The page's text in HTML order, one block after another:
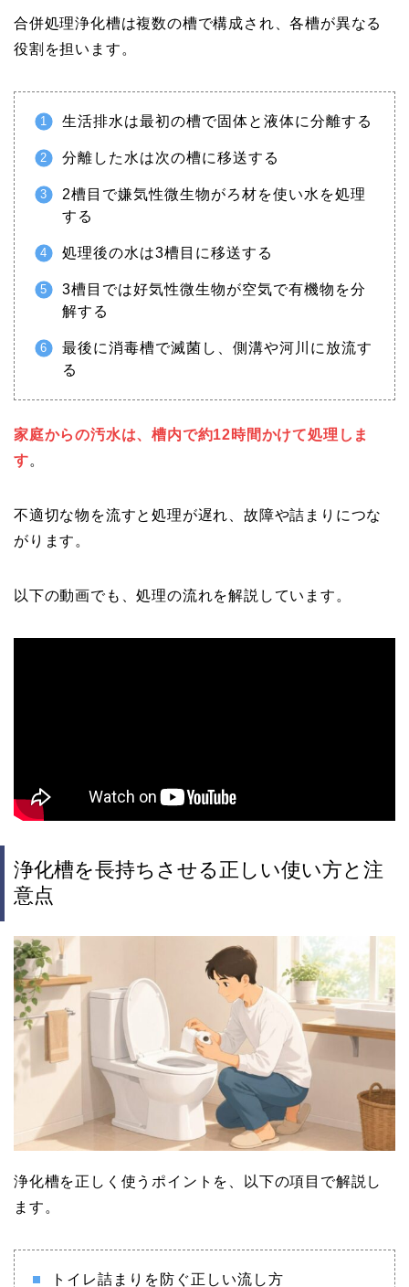
合併処理浄化槽は複数の槽で構成され、各槽が異なる
役割を担います。
生活排水は最初の槽で固体と液体に分離する
分離した水は次の槽に移送する
2槽目で嫌気性微生物がろ材を使い水を処理
する
処理後の水は3槽目に移送する
3槽目では好気性微生物が空気で有機物を分
解する
最後に消毒槽で滅菌し、側溝や河川に放流す
る
家庭からの汚水は、槽内で約12時間かけて処理しま
す。
不適切な物を流すと処理が遅れ、故障や詰まりにつな
がります。
以下の動画でも、処理の流れを解説しています。
浄化槽を長持ちさせる正しい使い方と注
意点
浄化槽を正しく使うポイントを、以下の項目で解説し
ます。
トイレ詰まりを防ぐ正しい流し方